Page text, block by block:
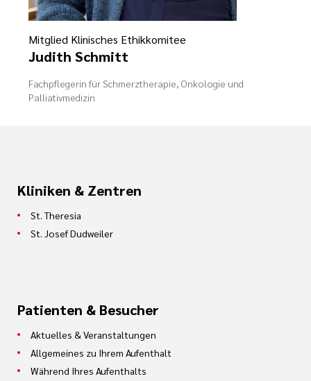
digital -
zum
Mitglied Klinisches Ethikkomitee
Judith Schmitt
Fachpflegerin für Schmerztherapie, Onkologie und
Palliativmedizin
Kliniken & Zentren
St. Theresia
St. Josef Dudweiler
Patienten & Besucher
Aktuelles & Veranstaltungen
Allgemeines zu Ihrem Aufenthalt
Während Ihres Aufenthalts